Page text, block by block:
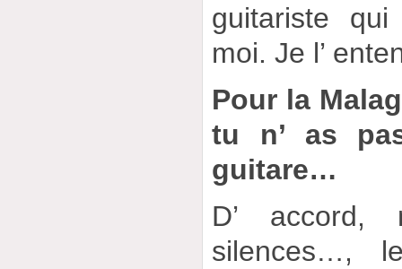
guitariste
moi. Je l’
Pour la
tu n’ as
guitare…
D’
silences…,